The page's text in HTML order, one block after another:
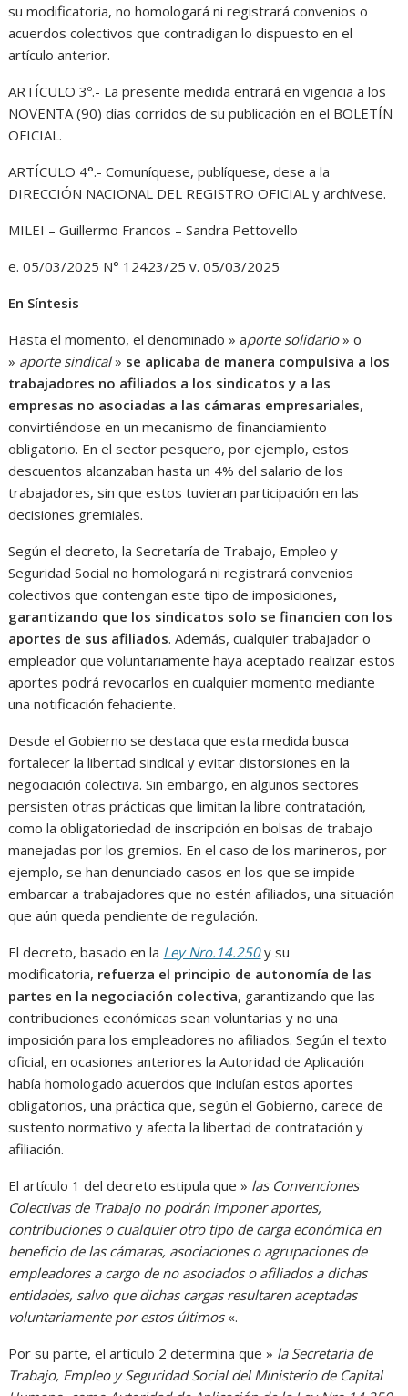
su modificatoria, no homologará ni registrará convenios o
acuerdos colectivos que contradigan lo dispuesto en el
artículo anterior.
ARTÍCULO 3º.- La presente medida entrará en vigencia a los
NOVENTA (90) días corridos de su publicación en el BOLETÍN
OFICIAL.
ARTÍCULO 4°.- Comuníquese, publíquese, dese a la
DIRECCIÓN NACIONAL DEL REGISTRO OFICIAL y archívese.
MILEI – Guillermo Francos – Sandra Pettovello
e. 05/03/2025 N° 12423/25 v. 05/03/2025
En Síntesis
Hasta el momento, el denominado » aporte solidario» o
» aporte sindical» se aplicaba de manera compulsiva a los
trabajadores no afiliados a los sindicatos y a las
empresas no asociadas a las cámaras empresariales,
convirtiéndose en un mecanismo de financiamiento
obligatorio. En el sector pesquero, por ejemplo, estos
descuentos alcanzaban hasta un 4% del salario de los
trabajadores, sin que estos tuvieran participación en las
decisiones gremiales.
Según el decreto, la Secretaría de Trabajo, Empleo y
Seguridad Social no homologará ni registrará convenios
colectivos que contengan este tipo de imposiciones,
garantizando que los sindicatos solo se financien con los
aportes de sus afiliados. Además, cualquier trabajador o
empleador que voluntariamente haya aceptado realizar estos
aportes podrá revocarlos en cualquier momento mediante
una notificación fehaciente.
Desde el Gobierno se destaca que esta medida busca
fortalecer la libertad sindical y evitar distorsiones en la
negociación colectiva. Sin embargo, en algunos sectores
persisten otras prácticas que limitan la libre contratación,
como la obligatoriedad de inscripción en bolsas de trabajo
manejadas por los gremios. En el caso de los marineros, por
ejemplo, se han denunciado casos en los que se impide
embarcar a trabajadores que no estén afiliados, una situación
que aún queda pendiente de regulación.
El decreto, basado en la Ley Nro.14.250y su
modificatoria, refuerza el principio de autonomía de las
partes en la negociación colectiva, garantizando que las
contribuciones económicas sean voluntarias y no una
imposición para los empleadores no afiliados. Según el texto
oficial, en ocasiones anteriores la Autoridad de Aplicación
había homologado acuerdos que incluían estos aportes
obligatorios, una práctica que, según el Gobierno, carece de
sustento normativo y afecta la libertad de contratación y
afiliación.
El artículo 1 del decreto estipula que » las Convenciones
Colectivas de Trabajo no podrán imponer aportes,
contribuciones o cualquier otro tipo de carga económica en
beneficio de las cámaras, asociaciones o agrupaciones de
empleadores a cargo de no asociados o afiliados a dichas
entidades, salvo que dichas cargas resultaren aceptadas
voluntariamente por estos últimos «.
Por su parte, el artículo 2 determina que » la Secretaria de
Trabajo, Empleo y Seguridad Social del Ministerio de Capital